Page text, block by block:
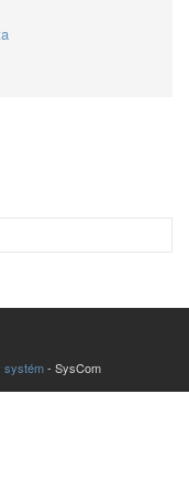
systém- SysCom